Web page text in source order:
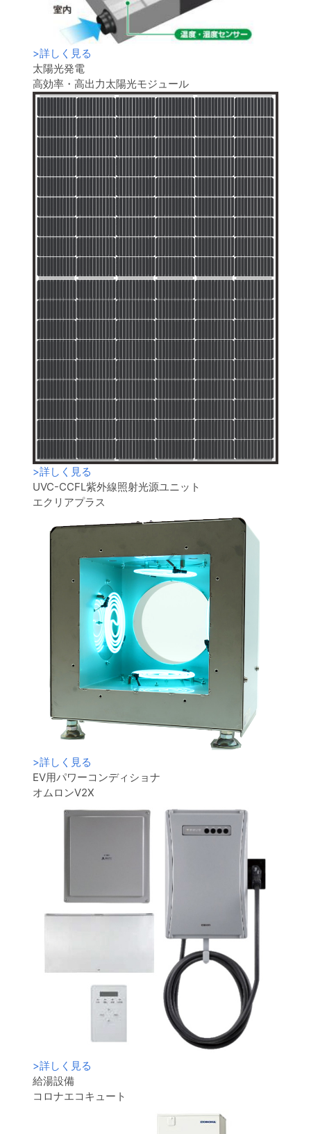
>詳しく見る
太陽光発電
高効率・高出力太陽光モジュール
>詳しく見る
UVC-CCFL紫外線照射光源ユニット
エクリアプラス
>詳しく見る
EV用パワーコンディショナ
オムロンV2X
>詳しく見る
給湯設備
コロナエコキュート